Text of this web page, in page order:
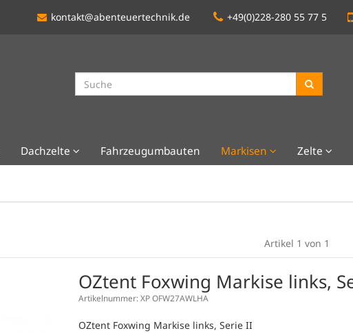
kontakt@abenteuertechnik.de +49(0)228-280 55 77 5
Dachzelte Fahrzeugumbauten Markisen Zelte
Artikel 1 von 1
OZtent Foxwing Markise links,
Artikelnummer: XP OFW27AWLHA
OZtent Foxwing Markise links, Serie II